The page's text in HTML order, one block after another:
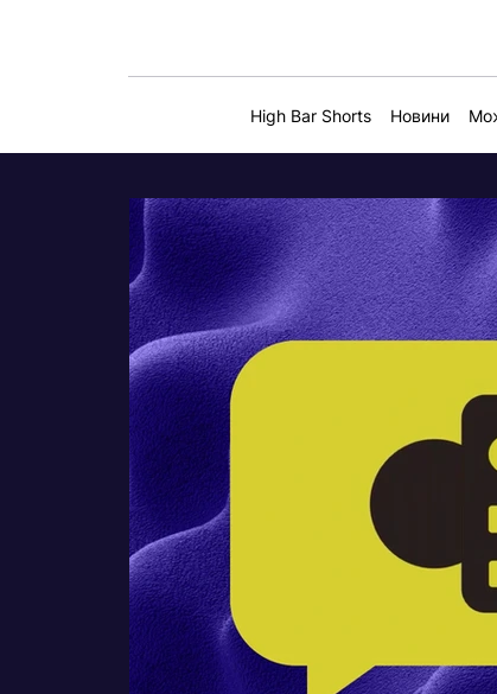
High Bar Shorts Новини